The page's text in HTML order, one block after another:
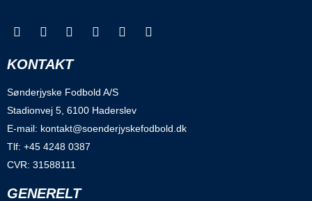
KONTAKT
Sønderjyske Fodbold A/S
Stadionvej 5, 6100 Haderslev
E-mail: kontakt@soenderjyskefodbold.dk
Tlf: +45 4248 0387
CVR: 31588111
GENERELT